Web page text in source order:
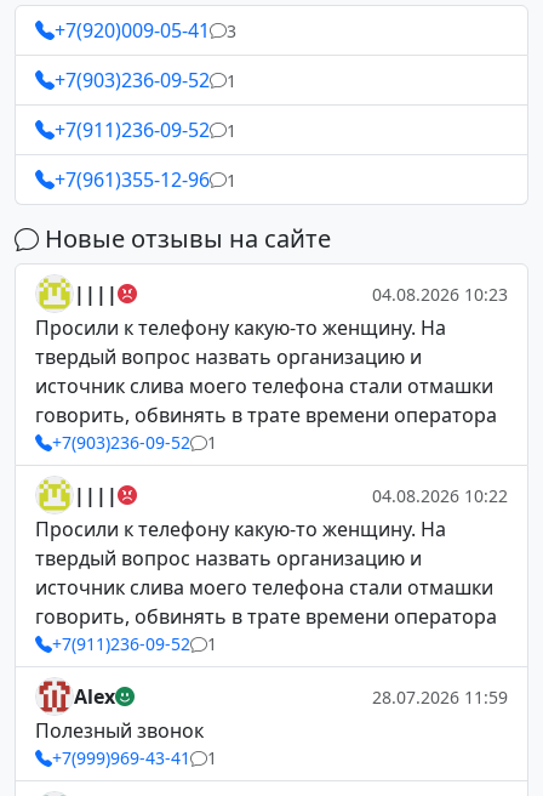
+7(920)009-05-41 3
+7(903)236-09-52 1
+7(911)236-09-52 1
+7(961)355-12-96 1
Новые отзывы на сайте
|||| 04.08.2026 10:23
Просили к телефону какую-то женщину. На
твердый вопрос назвать организацию и
источник слива моего телефона стали отмашки
говорить, обвинять в трате времени оператора
+7(903)236-09-52 1
|||| 04.08.2026 10:22
Просили к телефону какую-то женщину. На
твердый вопрос назвать организацию и
источник слива моего телефона стали отмашки
говорить, обвинять в трате времени оператора
+7(911)236-09-52 1
Alex 28.07.2026 11:59
Полезный звонок
+7(999)969-43-41 1